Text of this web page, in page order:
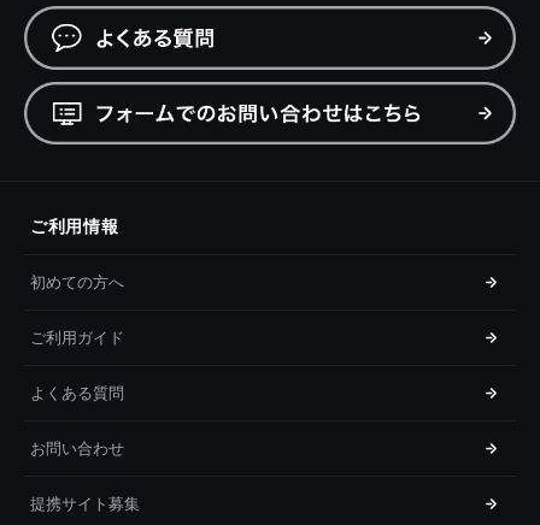
ご利用情報
初めての方へ
ご利用ガイド
よくある質問
お問い合わせ
提携サイト募集